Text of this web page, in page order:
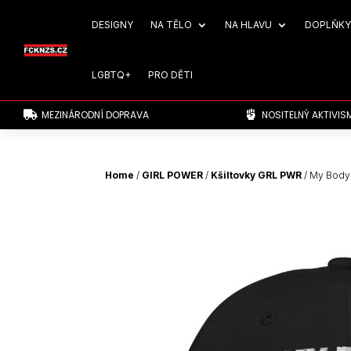
DESIGNY NA TĚLO NA HLAVU DOPLŇKY
LGBTQ+ PRO DĚTI
 MEZINÁRODNÍ DOPRAVA  NOSITELNÝ
Home / GIRL POWER / Kšiltovky GRL PWR / My